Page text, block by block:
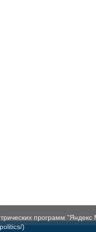
программ "Яндекс
)